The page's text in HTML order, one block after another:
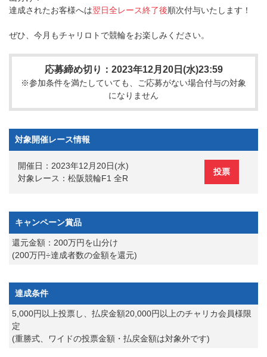
達成されたお客様へは翌日全レース終了後 順次付与いたします！
ぜひ、今月もチャリロトで競輪をお楽しみください。
応募締め切り：2023年12月20日(水)23:59
※参加条件を満たしていても、ご応募がない場合付与の対象
になりません
対象開催レース情報
開催日：2023年12月20日(水)
対象レース：松阪競輪F1 全R
投票
キャンペーン賞品
還元金額：200万円を山分け
(200万円÷達成者数の金額を還元)
達成条件
5,000円以上投票し、払戻金額20,000円以上のチャリカ会員様限
定
(重勝式、ワイドの投票金額・払戻金額は対象外です)